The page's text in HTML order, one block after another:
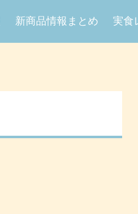
新商品情報まとめ 実食